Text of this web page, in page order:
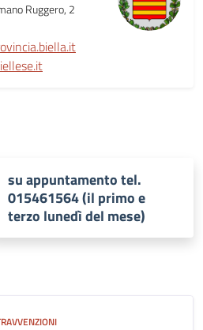
Ruggero, 2
su appuntamento tel.
015461564 (il primo e
terzo lunedì del mese)